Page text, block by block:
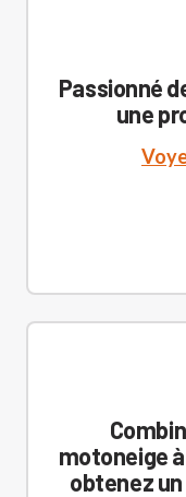
Passionné
une
motoneige
obtenez